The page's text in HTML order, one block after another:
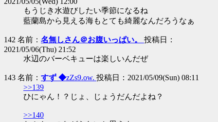
もうじき水遊びしたい季節になるね
藍蘭島から見える海もとても綺麗なんだろうなぁ
142 名前： 名無しさん＠お腹いっぱい。 投稿日：
2021/05/06(Thu) 21:52
水辺のバーベキューは楽しいんだぜ
143 名前： すず ◆zZs9.ow. 投稿日：2021/05/09(Sun) 08:11
>>139
ひにゃん！？じょ、じょうだんだよね？
>>140